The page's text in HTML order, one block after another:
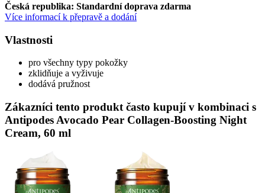
Česká republika: Standardní doprava zdarma
Více informací k přepravě a dodání
Vlastnosti
pro všechny typy pokožky
zklidňuje a vyživuje
dodává pružnost
Zákazníci tento produkt často kupují v kombinaci s
Antipodes Avocado Pear Collagen-Boosting Night
Cream, 60 ml